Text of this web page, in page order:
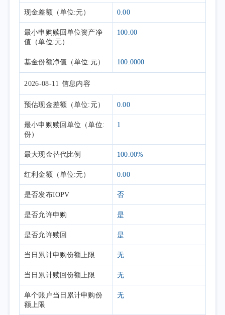
现金差额（单位:元） 0.00
最小申购赎回单位资产净
值 （单位:元）
100.00
基金份额净值 （单位:元） 100.0000
2026-08-11 信息内容
预估现金差额（单位:元） 0.00
最小申购赎回单位 （单位:
份）
1
最大现金替代比例 100.00%
红利金额（单位:元） 0.00
是否发布IOPV 否
是否允许申购 是
是否允许赎回 是
当日累计申购份额上限 无
当日累计赎回份额上限 无
单个账户当日累计申购份
额上限
无